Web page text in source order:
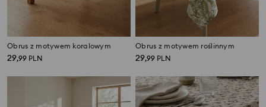
Obrus z motywem koralowym
29,99 PLN
Obrus z motywem roślinnym
29,99 PLN